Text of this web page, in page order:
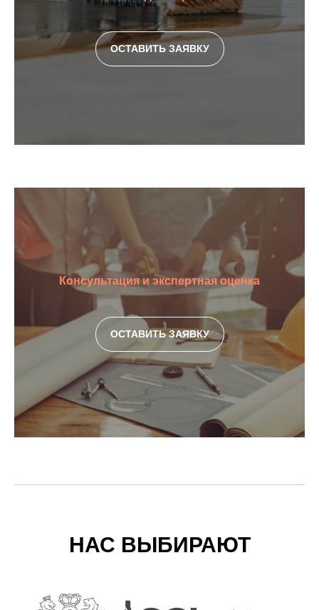
ОСТАВИТЬ ЗАЯВКУ
Консультация и экспертная оценка
ОСТАВИТЬ ЗАЯВКУ
НАС ВЫБИРАЮТ